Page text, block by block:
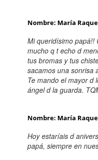
Nombre: María
Mi queridísimo papá!!
mucho q t echo d
tus bromas y tus
sacamos una sonrisa
Te mando el mayor d
ángel d la guarda.
Nombre: María
Hoy estaríais d
papá, siempre en